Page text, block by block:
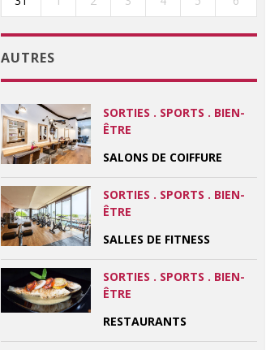
AUTRES
SORTIES . SPORTS . BIEN-
ÊTRE
SALONS DE COIFFURE
SORTIES . SPORTS . BIEN-
ÊTRE
SALLES DE FITNESS
SORTIES . SPORTS . BIEN-
ÊTRE
RESTAURANTS